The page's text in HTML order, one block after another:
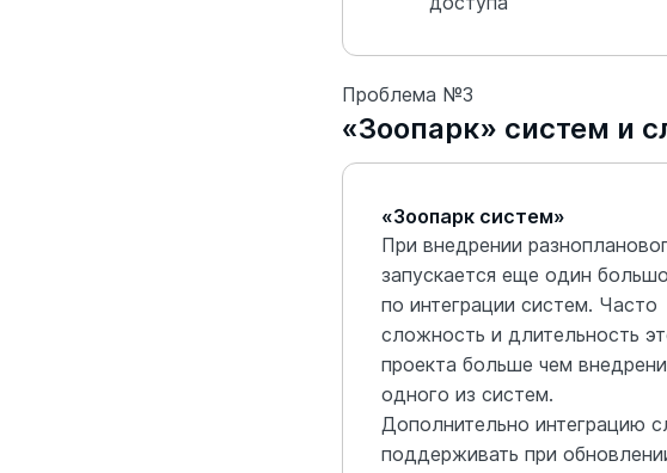
Проблема №3
«Зоопарк» систем и
«Зоопарк систем»
При внедрении
запускается еще один
по интеграции систем. Часто
сложность и длительность
проекта больше чем
одного из систем.
Дополнительно интеграцию
поддерживать при